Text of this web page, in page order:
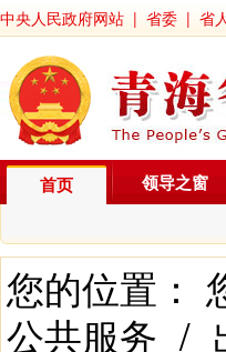
中央人民政府网站 | 省委 | 省
首页 领导之窗
您的位置：
公共服务 /